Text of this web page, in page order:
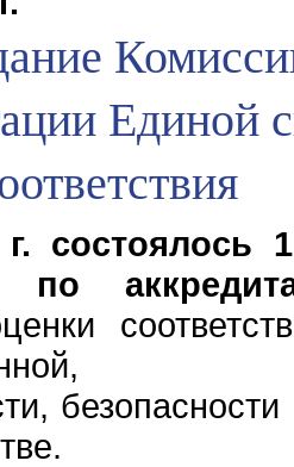
Единой
г. состоялось
по
безопасности